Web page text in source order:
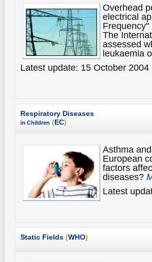
Overhead
electrical
The
assessed
leukaemia
Latest update: 15 October 2004
Respiratory Diseases
in Children (EC)
Asthma
European
factors
diseases?
Latest
Static Fields (WHO)